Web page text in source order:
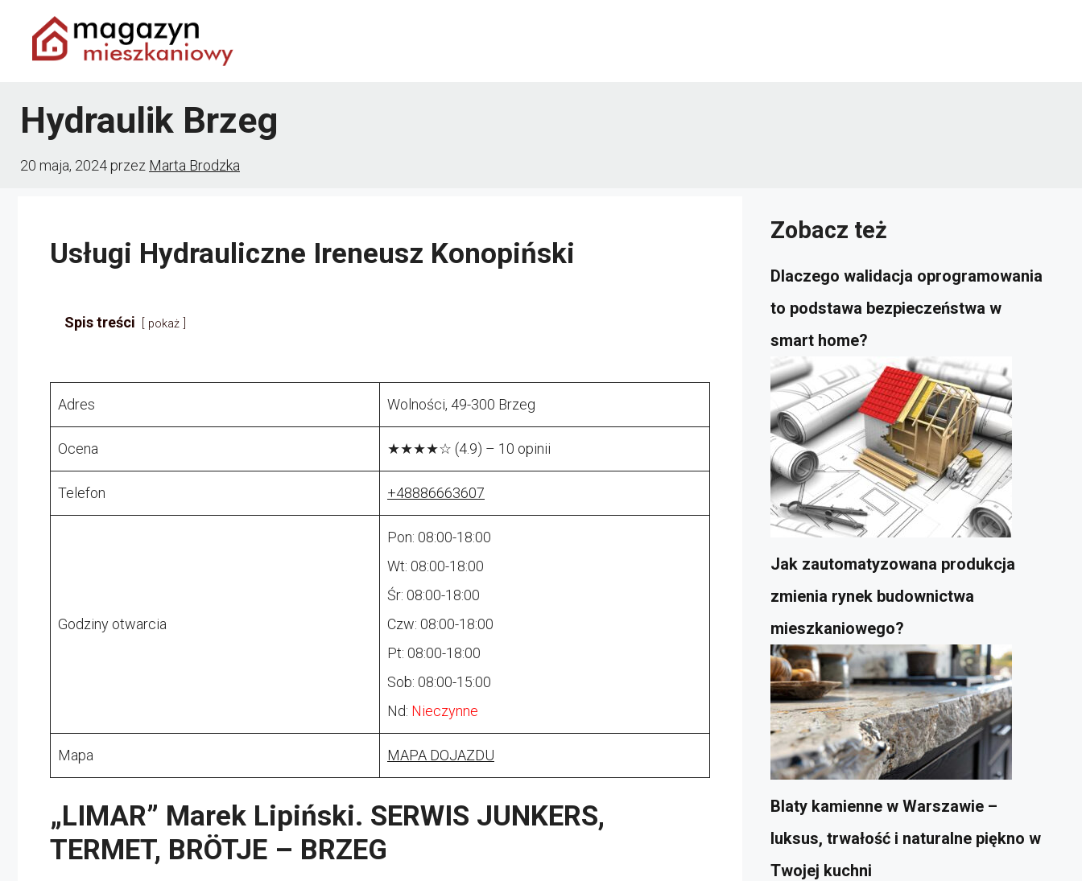
Hydraulik Brzeg
20 maja, 2024przez Marta Brodzka
Usługi Hydrauliczne Ireneusz Konopiński
Spis treści pokaż
Adres Wolności, 49-300 Brzeg
Ocena ★★★★☆ (4.9) – 10 opinii
Telefon +48886663607
Godziny otwarcia
Pon: 08:00-18:00
Wt: 08:00-18:00
Śr: 08:00-18:00
Czw: 08:00-18:00
Pt: 08:00-18:00
Sob: 08:00-15:00
Nd: Nieczynne
Mapa MAPA DOJAZDU
„LIMAR” Marek Lipiński. SERWIS JUNKERS,
TERMET, BRÖTJE – BRZEG
Zobacz też
Dlaczego walidacja oprogramowania
to podstawa bezpieczeństwa w
smart home?
Jak zautomatyzowana produkcja
zmienia rynek budownictwa
mieszkaniowego?
Blaty kamienne w Warszawie –
luksus, trwałość i naturalne piękno w
Twojej kuchni